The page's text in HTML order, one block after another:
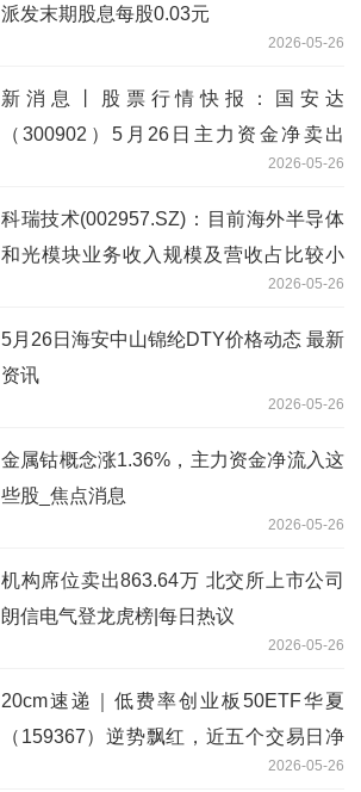
派发末期股息每股0.03元
2026-05-26
新消息丨股票行情快报：国安达
（300902）5月26日主力资金净卖出
2026-05-26
科瑞技术(002957.SZ)：目前海外半导体
和光模块业务收入规模及营收占比较小
2026-05-26
5月26日海安中山锦纶DTY价格动态 最新
资讯
2026-05-26
金属钴概念涨1.36%，主力资金净流入这
些股_焦点消息
2026-05-26
机构席位卖出863.64万 北交所上市公司
朗信电气登龙虎榜|每日热议
2026-05-26
20cm速递｜低费率创业板50ETF华夏
（159367）逆势飘红，近五个交易日净
2026-05-26